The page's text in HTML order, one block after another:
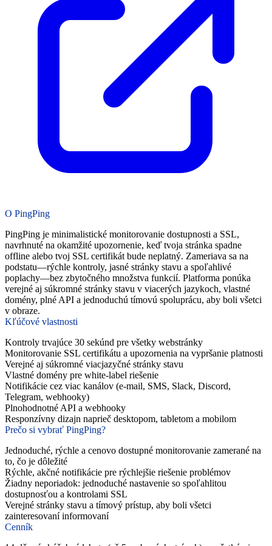
O PingPing
PingPing je minimalistické monitorovanie dostupnosti a SSL,
navrhnuté na okamžité upozornenie, keď tvoja stránka spadne
offline alebo tvoj SSL certifikát bude neplatný. Zameriava sa na
podstatu—rýchle kontroly, jasné stránky stavu a spoľahlivé
poplachy—bez zbytočného množstva funkcií. Platforma ponúka
verejné aj súkromné stránky stavu v viacerých jazykoch, vlastné
domény, plné API a jednoduchú tímovú spoluprácu, aby boli všetci
v obraze.
Kľúčové vlastnosti
Kontroly trvajúce 30 sekúnd pre všetky webstránky
Monitorovanie SSL certifikátu a upozornenia na vypršanie platnosti
Verejné aj súkromné viacjazyčné stránky stavu
Vlastné domény pre white-label riešenie
Notifikácie cez viac kanálov (e-mail, SMS, Slack, Discord,
Telegram, webhooky)
Plnohodnotné API a webhooky
Responzívny dizajn naprieč desktopom, tabletom a mobilom
Prečo si vybrať PingPing?
Jednoduché, rýchle a cenovo dostupné monitorovanie zamerané na
to, čo je dôležité
Rýchle, akčné notifikácie pre rýchlejšie riešenie problémov
Žiadny neporiadok: jednoduché nastavenie so spoľahlitou
dostupnosťou a kontrolami SSL
Verejné stránky stavu a tímový prístup, aby boli všetci
zainteresovaní informovaní
Cenník